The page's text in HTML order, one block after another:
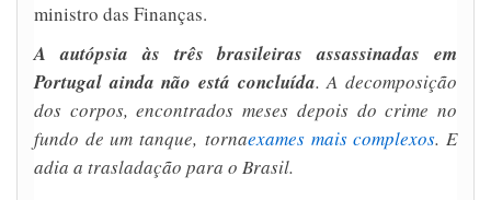
ministro das Finanças.
A autópsia às três brasileiras assassinadas em
Portugal ainda não está concluída. A decomposição
dos corpos, encontrados meses depois do crime no
fundo de um tanque, tornaexames mais complexos. E
adia a trasladação para o Brasil.